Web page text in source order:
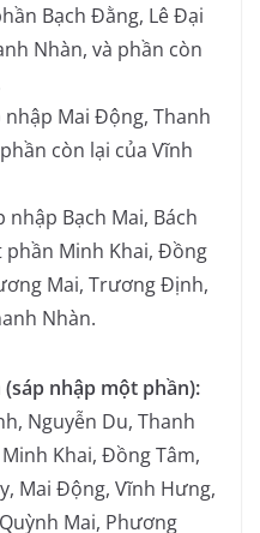
Bạch Đằng, Lê Đại
Nhàn, và phần còn
nhập Mai Động, Thanh
còn lại của Vĩnh
nhập Bạch Mai, Bách
phần Minh Khai, Đồng
Mai, Trương Định,
Nhàn.
nhập một phần):
Nguyễn Du, Thanh
Khai, Đồng Tâm,
Mai Động, Vĩnh Hưng,
Mai, Phương